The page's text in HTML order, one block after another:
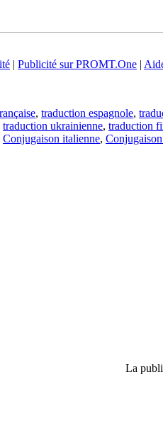
| Publicité sur PROMT.One |
, traduction espagnole,
traduction ukrainienne, traduction
Conjugaison italienne,
La